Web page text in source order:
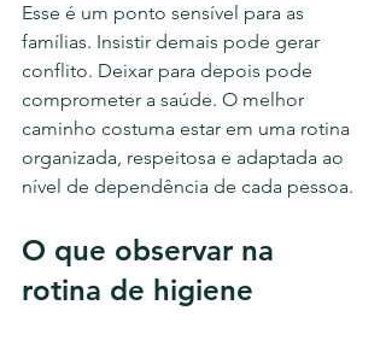
Esse é um ponto sensível para as
famílias. Insistir demais pode gerar
conflito. Deixar para depois pode
comprometer a saúde. O melhor
caminho costuma estar em uma rotina
organizada, respeitosa e adaptada ao
nível de dependência de cada pessoa.
O que observar na
rotina de higiene